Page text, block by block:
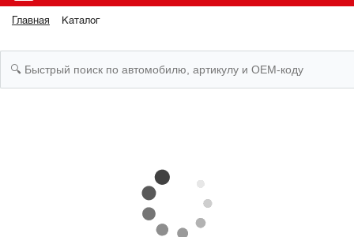
Главная Каталог